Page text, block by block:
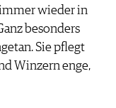
wieder in
besonders
Sie pflegt
Winzern enge,